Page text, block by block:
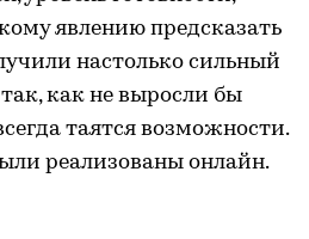
явлению предсказать
настолько сильный
как не выросли бы
таятся возможности.
реализованы онлайн.